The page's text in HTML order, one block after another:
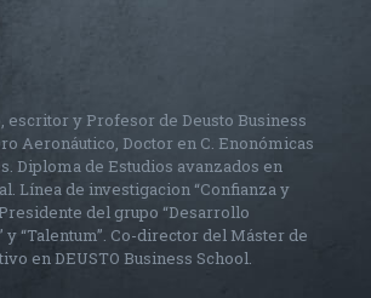
escritor y Profesor de Deusto Business
Aeronáutico, Doctor en C. Enonómicas
Diploma de Estudios avanzados en
Línea de investigacion “Confianza y
del grupo “Desarrollo
y “Talentum”. Co-director del Máster de
en DEUSTO Business School.